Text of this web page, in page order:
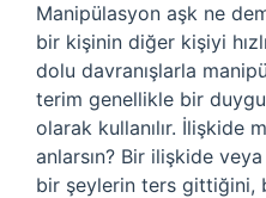
Manipülasyon aşk ne
bir kişinin diğer kişiyi
dolu davranışlarla
terim genellikle bir
olarak kullanılır. İlişkide
anlarsın? Bir ilişkide
bir şeylerin ters gittiğini,